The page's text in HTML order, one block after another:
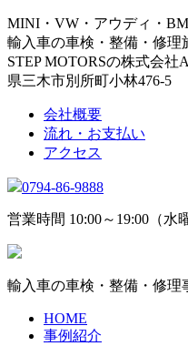
MINI・VW・アウディ・
輸入車の車検・整備・修理
STEP MOTORSの株式会社
県三木市別所町小林476-5
会社概要
流れ・お支払い
アクセス
0794-86-9888
営業時間 10:00～19:00（水
輸入車の車検・整備・修理
HOME
事例紹介